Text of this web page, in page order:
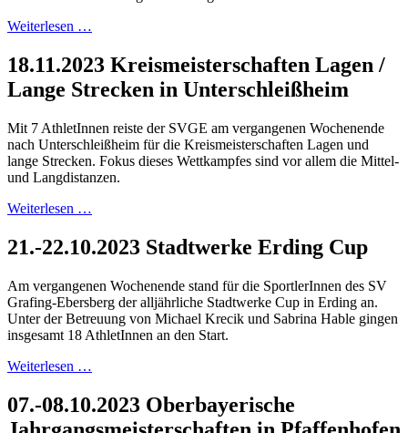
Weiterlesen …
18.11.2023 Kreismeisterschaften Lagen /
Lange Strecken in Unterschleißheim
Mit 7 AthletInnen reiste der SVGE am vergangenen Wochenende
nach Unterschleißheim für die Kreismeisterschaften Lagen und
lange Strecken. Fokus dieses Wettkampfes sind vor allem die Mittel-
und Langdistanzen.
Weiterlesen …
21.-22.10.2023 Stadtwerke Erding Cup
Am vergangenen Wochenende stand für die SportlerInnen des SV
Grafing-Ebersberg der alljährliche Stadtwerke Cup in Erding an.
Unter der Betreuung von Michael Krecik und Sabrina Hable gingen
insgesamt 18 AthletInnen an den Start.
Weiterlesen …
07.-08.10.2023 Oberbayerische